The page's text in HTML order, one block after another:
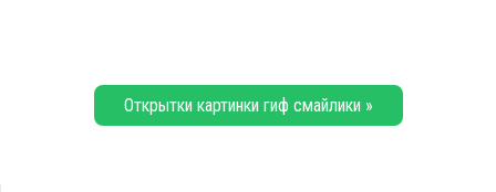
Открытки картинки гиф смайлики »